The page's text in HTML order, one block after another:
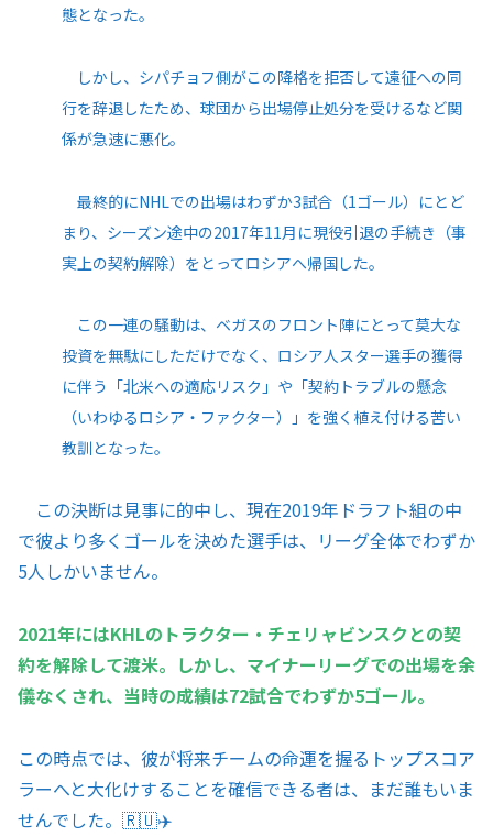
態となった。
しかし、シパチョフ側がこの降格を拒否して遠征への同
行を辞退したため、球団から出場停止処分を受けるなど関
係が急速に悪化。
最終的にNHLでの出場はわずか3試合（1ゴール）にとど
まり、シーズン途中の2017年11月に現役引退の手続き（事
実上の契約解除）をとってロシアへ帰国した。
この一連の騒動は、ベガスのフロント陣にとって莫大な
投資を無駄にしただけでなく、ロシア人スター選手の獲得
に伴う「北米への適応リスク」や「契約トラブルの懸念
（いわゆるロシア・ファクター）」を強く植え付ける苦い
教訓となった。
この決断は見事に的中し、現在2019年ドラフト組の中
で彼より多くゴールを決めた選手は、リーグ全体でわずか
5人しかいません。
2021年にはKHLのトラクター・チェリャビンスクとの契
約を解除して渡米。しかし、マイナーリーグでの出場を余
儀なくされ、当時の成績は72試合でわずか5ゴール。
この時点では、彼が将来チームの命運を握るトップスコア
ラーへと大化けすることを確信できる者は、まだ誰もいま
せんでした。🇷🇺✈️